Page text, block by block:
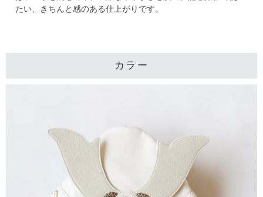
たい、きちんと感のある仕上がりです。
カラー